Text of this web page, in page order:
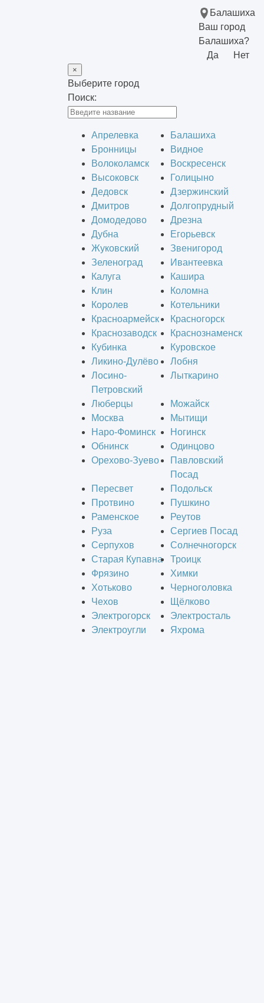
Балашиха
Ваш город
Балашиха?
Да
Нет
×
Выберите город
Поиск:
Апрелевка
Балашиха
Бронницы
Видное
Волоколамск
Воскресенск
Высоковск
Голицыно
Дедовск
Дзержинский
Дмитров
Долгопрудный
Домодедово
Дрезна
Дубна
Егорьевск
Жуковский
Звенигород
Зеленоград
Ивантеевка
Калуга
Кашира
Клин
Коломна
Королев
Котельники
Красноармейск
Красногорск
Краснозаводск
Краснознаменск
Кубинка
Куровское
Ликино-Дулёво
Лобня
Лосино-
Петровский
Лыткарино
Люберцы
Можайск
Москва
Мытищи
Наро-Фоминск
Ногинск
Обнинск
Одинцово
Орехово-Зуево
Павловский
Посад
Пересвет
Подольск
Протвино
Пушкино
Раменское
Реутов
Руза
Сергиев Посад
Серпухов
Солнечногорск
Старая Купавна
Троицк
Фрязино
Химки
Хотьково
Черноголовка
Чехов
Щёлково
Электрогорск
Электросталь
Электроугли
Яхрома